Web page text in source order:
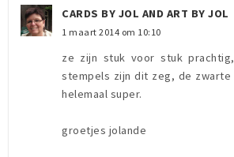
CARDS BY JOL AND ART BY JOL
1 maart 2014 om 10:10
ze zijn stuk voor stuk
stempels zijn dit zeg, de
helemaal super.
groetjes jolande